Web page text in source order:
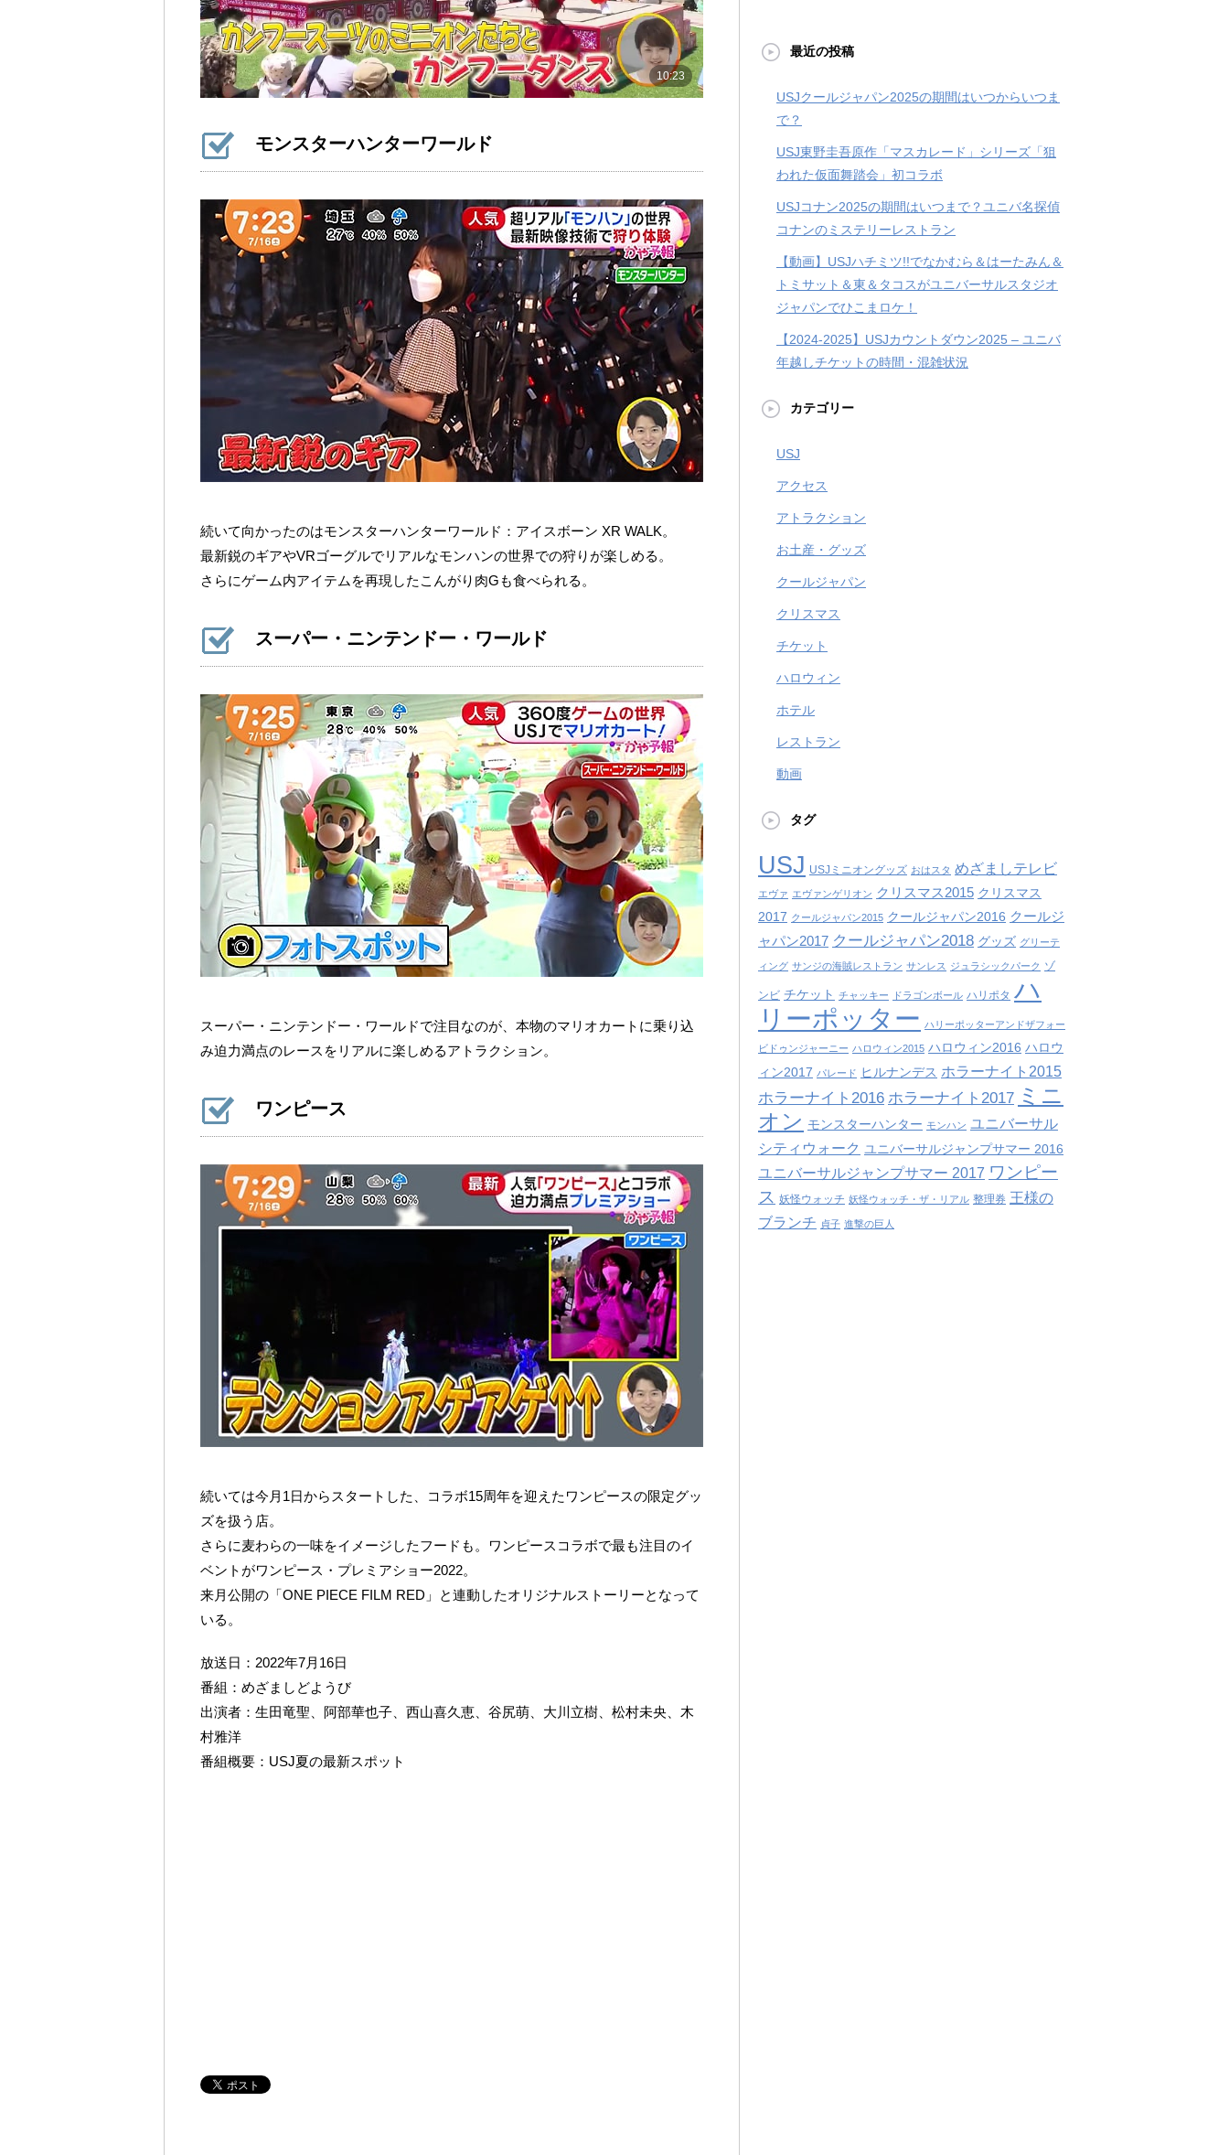
モンスターハンターワールド
続いて向かったのはモンスターハンターワールド：アイスボーン XR WALK。
最新鋭のギアやVRゴーグルでリアルなモンハンの世界での狩りが楽しめる。
さらにゲーム内アイテムを再現したこんがり肉Gも食べられる。
スーパー・ニンテンドー・ワールド
スーパー・ニンテンドー・ワールドで注目なのが、本物のマリオカートに乗り込
み迫力満点のレースをリアルに楽しめるアトラクション。
ワンピース
続いては今月1日からスタートした、コラボ15周年を迎えたワンピースの限定グッ
ズを扱う店。
さらに麦わらの一味をイメージしたフードも。ワンピースコラボで最も注目のイ
ベントがワンピース・プレミアショー2022。
来月公開の「ONE PIECE FILM RED」と連動したオリジナルストーリーとなって
いる。
放送日：2022年7月16日
番組：めざましどようび
出演者：生田竜聖、阿部華也子、西山喜久恵、谷尻萌、大川立樹、松村未央、木
村雅洋
番組概要：USJ夏の最新スポット
最近の投稿
USJクールジャパン2025の期間はいつからいつま
で？
USJ東野圭吾原作「マスカレード」シリーズ「狙
われた仮面舞踏会」初コラボ
USJコナン2025の期間はいつまで？ユニバ名探偵
コナンのミステリーレストラン
【動画】USJハチミツ!!でなかむら＆はーたみん＆
トミサット＆東＆タコスがユニバーサルスタジオ
ジャパンでひこまロケ！
【2024-2025】USJカウントダウン2025 – ユニバ
年越しチケットの時間・混雑状況
カテゴリー
USJ
アクセス
アトラクション
お土産・グッズ
クールジャパン
クリスマス
チケット
ハロウィン
ホテル
レストラン
動画
タグ
USJ USJミニオングッズ おはスタ めざましテレビ
エヴァ エヴァンゲリオン クリスマス2015 クリスマス
2017 クールジャパン2015 クールジャパン2016 クールジ
ャパン2017 クールジャパン2018 グッズ グリーテ
ィング サンジの海賊レストラン サンレス ジュラシックパーク ゾ
ンビ チケット チャッキー ドラゴンボール ハリポタ ハ
リーポッター ハリーポッターアンドザフォー
ビドゥンジャーニー ハロウィン2015 ハロウィン2016 ハロウ
ィン2017 パレード ヒルナンデス ホラーナイト2015
ホラーナイト2016 ホラーナイト2017 ミニ
オン モンスターハンター モンハン ユニバーサル
シティウォーク ユニバーサルジャンプサマー 2016
ユニバーサルジャンプサマー 2017 ワンピー
ス 妖怪ウォッチ 妖怪ウォッチ・ザ・リアル 整理券 王様の
ブランチ 貞子 進撃の巨人